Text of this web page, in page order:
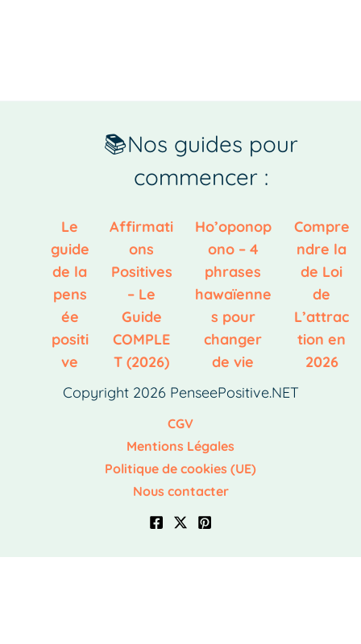
📚Nos guides pour
commencer :
Le
guide
de la
pens
ée
positi
ve
Affirmati
ons
Positives
– Le
Guide
COMPLE
T (2026)
Ho’oponop
ono – 4
phrases
hawaïenne
s pour
changer
de vie
Compre
ndre la
de Loi
de
L’attrac
tion en
2026
Copyright 2026 PenseePositive.NET
CGV
Mentions Légales
Politique de cookies (UE)
Nous contacter